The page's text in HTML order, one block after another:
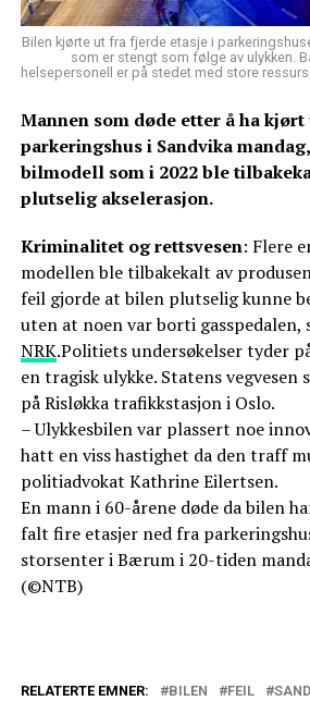
Bilen kjørte ut fra fjerde etasje i
som er stengt som følge av ulykken.
helsepersonell er på stedet med store
Mannen som døde etter å ha
parkeringshus i Sandvika
bilmodell som i 2022 ble
plutselig akselerasjon.
Kriminalitet og rettsvesen: Flere
modellen ble tilbakekalt av
feil gjorde at bilen plutselig kunne
uten at noen var borti gasspedalen,
NRK.Politiets undersøkelser tyder
en tragisk ulykke. Statens vegvesen
på Risløkka trafikkstasjon i Oslo.
– Ulykkesbilen var plassert noe
hatt en viss hastighet da den traff
politiadvokat Kathrine Eilertsen.
En mann i 60-årene døde da bilen
falt fire etasjer ned fra
storsenter i Bærum i 20-tiden
(©NTB)
RELATERTE EMNER: BILEN FEIL